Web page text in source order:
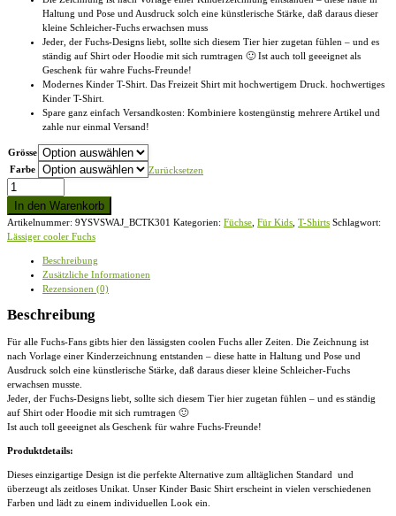
Haltung und Pose und Ausdruck solch eine künstlerische Stärke, daß daraus dieser
kleine Schleicher-Fuchs erwachsen muss
Jeder, der Fuchs-Designs liebt, sollte sich diesem Tier hier zugetan fühlen – und es
ständig auf Shirt oder Hoodie mit sich rumtragen 🙂 Ist auch toll geeeignet als
Geschenk für wahre Fuchs-Freunde!
Modernes Kinder T-Shirt. Das Freizeit Shirt mit hochwertigem Druck. hochwertiges
Kinder T-Shirt.
Spare ganz einfach Versandkosten: Kombiniere kostengünstig mehrere Artikel und
zahle nur einmal Versand!
Grösse
Farbe
Zurücksetzen
Lässiger
cooler
Fuchs
|
Mr.
Schleicher
Kinder
Shirt
Menge
In den Warenkorb
Artikelnummer: 9YSVSWAJ_BCTK301 Kategorien: Füchse Für Kids T-Shirts Schlagwort:
Lässiger cooler Fuchs
Beschreibung
Zusätzliche Informationen
Rezensionen (0)
Beschreibung
Für alle Fuchs-Fans gibts hier den lässigsten coolen Fuchs aller Zeiten. Die Zeichnung ist
nach Vorlage einer Kinderzeichnung entstanden – diese hatte in Haltung und Pose und
Ausdruck solch eine künstlerische Stärke, daß daraus dieser kleine Schleicher-Fuchs
erwachsen musste.
Jeder, der Fuchs-Designs liebt, sollte sich diesem Tier hier zugetan fühlen – und es ständig
auf Shirt oder Hoodie mit sich rumtragen 🙂
Ist auch toll geeeignet als Geschenk für wahre Fuchs-Freunde!
Produktdetails:
Dieses einzigartige Design ist die perfekte Alternative zum alltäglichen Standard und
überzeugt als zeitloses Unikat. Unser Kinder Basic Shirt erscheint in vielen verschiedenen
Farben und lädt zu einem individuellen Look ein.